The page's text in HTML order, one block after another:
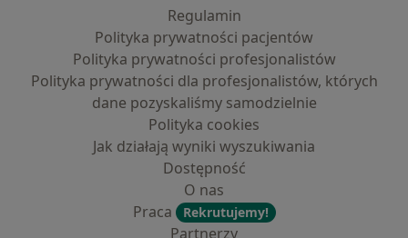
Regulamin
Polityka prywatności pacjentów
Polityka prywatności profesjonalistów
Polityka prywatności dla profesjonalistów, których
dane pozyskaliśmy samodzielnie
Polityka cookies
Jak działają wyniki wyszukiwania
Dostępność
O nas
Praca
Rekrutujemy!
Partnerzy